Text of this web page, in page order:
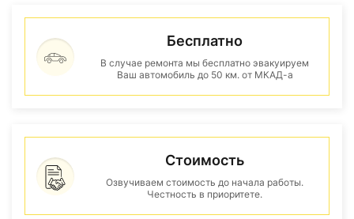
Бесплатно
В случае ремонта мы бесплатно эвакуируем
Ваш автомобиль до 50 км. от МКАД-а
Стоимость
Озвучиваем стоимость до начала работы.
Честность в приоритете.